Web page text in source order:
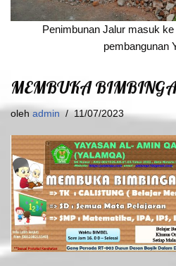
Penimbunan Jalur masuk
pembangunan
MEMBUKA
oleh admin 11/07/2023